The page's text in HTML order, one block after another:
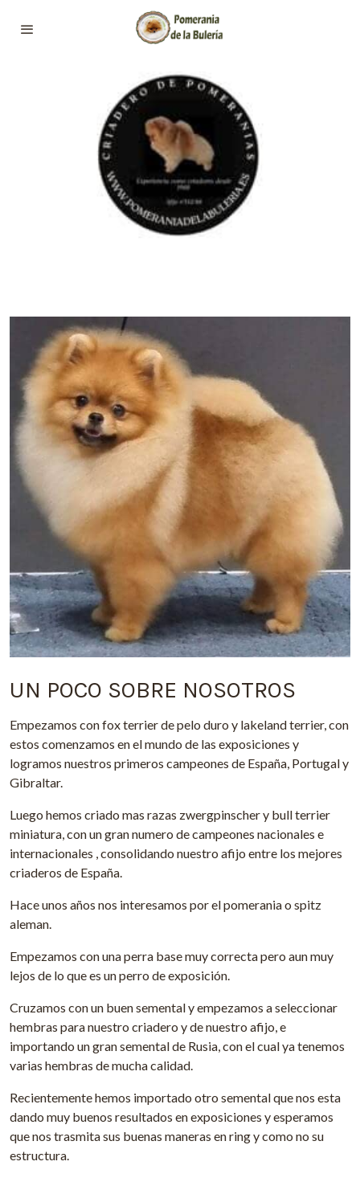
UN POCO SOBRE NOSOTROS
Empezamos con fox terrier de pelo duro y lakeland terrier, con
estos comenzamos en el mundo de las exposiciones y
logramos nuestros primeros campeones de España, Portugal y
Gibraltar.
Luego hemos criado mas razas zwergpinscher y bull terrier
miniatura, con un gran numero de campeones nacionales e
internacionales , consolidando nuestro afijo entre los mejores
criaderos de España.
Hace unos años nos interesamos por el pomerania o spitz
aleman.
Empezamos con una perra base muy correcta pero aun muy
lejos de lo que es un perro de exposición.
Cruzamos con un buen semental y empezamos a seleccionar
hembras para nuestro criadero y de nuestro afijo, e
importando un gran semental de Rusia, con el cual ya tenemos
varias hembras de mucha calidad.
Recientemente hemos importado otro semental que nos esta
dando muy buenos resultados en exposiciones y esperamos
que nos trasmita sus buenas maneras en ring y como no su
estructura.